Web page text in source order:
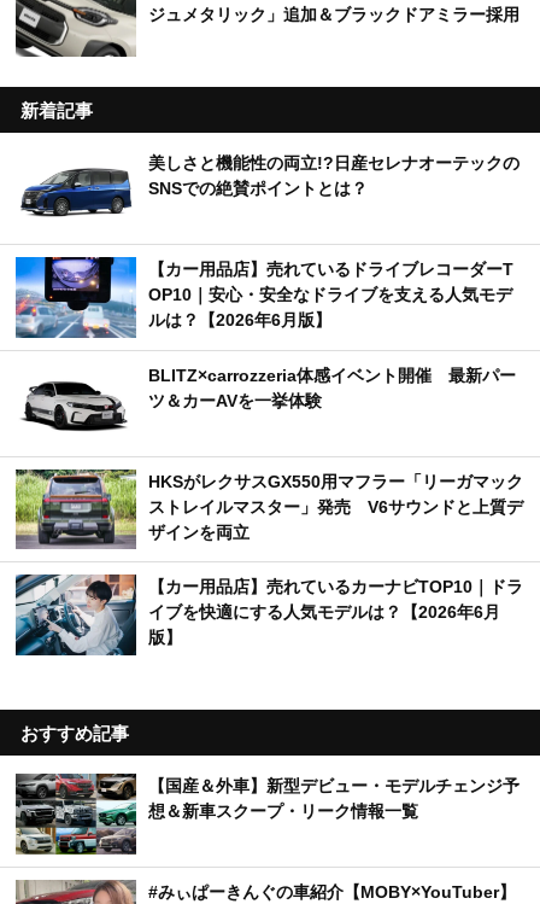
ジュメタリック」追加＆ブラックドアミラー採用
新着記事
美しさと機能性の両立!?日産セレナオーテックの
SNSでの絶賛ポイントとは？
【カー用品店】売れているドライブレコーダーT
OP10｜安心・安全なドライブを支える人気モデ
ルは？【2026年6月版】
BLITZ×carrozzeria体感イベント開催 最新パー
ツ＆カーAVを一挙体験
HKSがレクサスGX550用マフラー「リーガマック
ストレイルマスター」発売 V6サウンドと上質デ
ザインを両立
【カー用品店】売れているカーナビTOP10｜ドラ
イブを快適にする人気モデルは？【2026年6月
版】
おすすめ記事
【国産＆外車】新型デビュー・モデルチェンジ予
想＆新車スクープ・リーク情報一覧
#みぃぱーきんぐの車紹介【MOBY×YouTuber】